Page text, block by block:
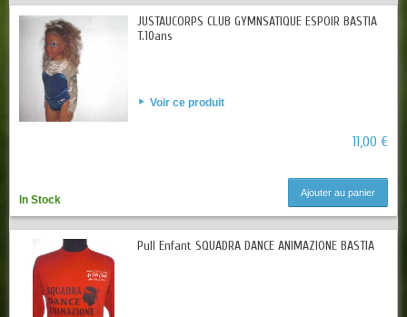
JUSTAUCORPS CLUB GYMNSATIQUE ESPOIR BASTIA
T.10ans
Voir ce produit
11,00 €
In Stock
Ajouter au panier
Pull Enfant SQUADRA DANCE ANIMAZIONE BASTIA